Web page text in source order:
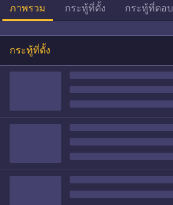
ภาพรวม กระทู้ที่ตั้ง กระทู้ที่ตอบ
กระทู้ที่ตั้ง